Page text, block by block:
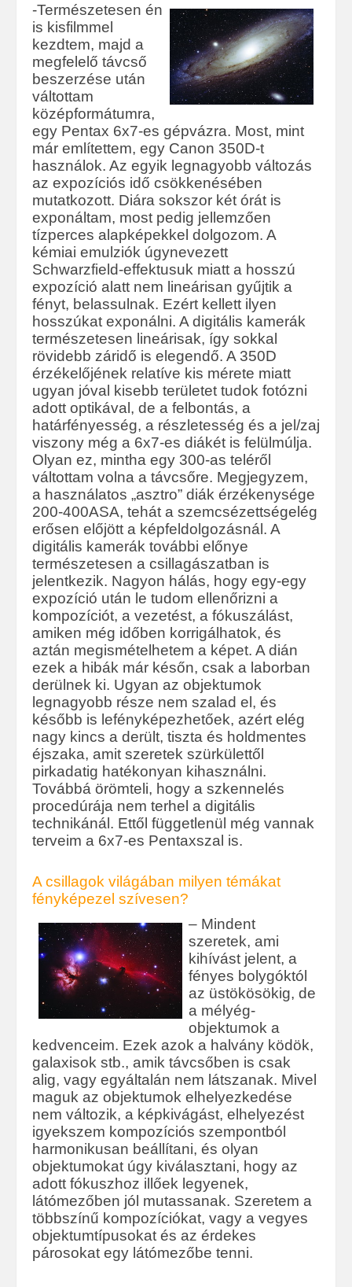
-Természetesen én
is kisfilmmel
kezdtem, majd a
megfelelő távcső
beszerzése után
váltottam
középformátumra,
egy Pentax 6x7-es gépvázra. Most, mint
már említettem, egy Canon 350D-t
használok. Az egyik legnagyobb változás
az expozíciós idő csökkenésében
mutatkozott. Diára sokszor két órát is
exponáltam, most pedig jellemzően
tízperces alapképekkel dolgozom. A
kémiai emulziók úgynevezett
Schwarzfield-effektusuk miatt a hosszú
expozíció alatt nem lineárisan gyűjtik a
fényt, belassulnak. Ezért kellett ilyen
hosszúkat exponálni. A digitális kamerák
természetesen lineárisak, így sokkal
rövidebb záridő is elegendő. A 350D
érzékelőjének relatíve kis mérete miatt
ugyan jóval kisebb területet tudok fotózni
adott optikával, de a felbontás, a
határfényesség, a részletesség és a jel/zaj
viszony még a 6x7-es diákét is felülmúlja.
Olyan ez, mintha egy 300-as teléről
váltottam volna a távcsőre. Megjegyzem,
a használatos „asztro” diák érzékenysége
200-400ASA, tehát a szemcsézettségelég
erősen előjött a képfeldolgozásnál. A
digitális kamerák további előnye
természetesen a csillagászatban is
jelentkezik. Nagyon hálás, hogy egy-egy
expozíció után le tudom ellenőrizni a
kompozíciót, a vezetést, a fókuszálást,
amiken még időben korrigálhatok, és
aztán megismételhetem a képet. A dián
ezek a hibák már későn, csak a laborban
derülnek ki. Ugyan az objektumok
legnagyobb része nem szalad el, és
később is lefényképezhetőek, azért elég
nagy kincs a derült, tiszta és holdmentes
éjszaka, amit szeretek szürkülettől
pirkadatig hatékonyan kihasználni.
Továbbá örömteli, hogy a szkennelés
procedúrája nem terhel a digitális
technikánál. Ettől függetlenül még vannak
terveim a 6x7-es Pentaxszal is.
A csillagok világában milyen témákat
fényképezel szívesen?
– Mindent
szeretek, ami
kihívást jelent, a
fényes bolygóktól
az üstökösökig, de
a mélyég-
objektumok a
kedvenceim. Ezek azok a halvány ködök,
galaxisok stb., amik távcsőben is csak
alig, vagy egyáltalán nem látszanak. Mivel
maguk az objektumok elhelyezkedése
nem változik, a képkivágást, elhelyezést
igyekszem kompozíciós szempontból
harmonikusan beállítani, és olyan
objektumokat úgy kiválasztani, hogy az
adott fókuszhoz illőek legyenek,
látómezőben jól mutassanak. Szeretem a
többszínű kompozíciókat, vagy a vegyes
objektumtípusokat és az érdekes
párosokat egy látómezőbe tenni.